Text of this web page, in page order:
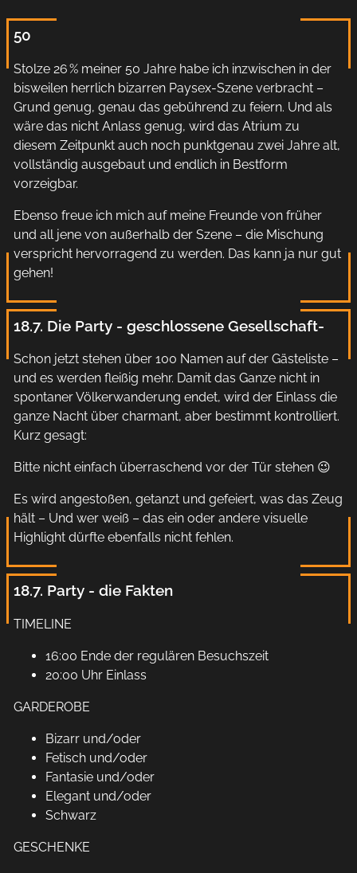
50
Stolze 26 % meiner 50 Jahre habe ich inzwischen in der
bisweilen herrlich bizarren Paysex-Szene verbracht –
Grund genug, genau das gebührend zu feiern. Und als
wäre das nicht Anlass genug, wird das Atrium zu
diesem Zeitpunkt auch noch punktgenau zwei Jahre alt,
vollständig ausgebaut und endlich in Bestform
vorzeigbar.
Ebenso freue ich mich auf meine Freunde von früher
und all jene von außerhalb der Szene – die Mischung
verspricht hervorragend zu werden. Das kann ja nur gut
gehen!
18.7. Die Party - geschlossene Gesellschaft-
Schon jetzt stehen über 100 Namen auf der Gästeliste –
und es werden fleißig mehr. Damit das Ganze nicht in
spontaner Völkerwanderung endet, wird der Einlass die
ganze Nacht über charmant, aber bestimmt kontrolliert.
Kurz gesagt:
Bitte nicht einfach überraschend vor der Tür stehen 😉
Es wird angestoßen, getanzt und gefeiert, was das Zeug
hält – Und wer weiß – das ein oder andere visuelle
Highlight dürfte ebenfalls nicht fehlen.
18.7. Party - die Fakten
TIMELINE
16:00 Ende der regulären Besuchszeit
20:00 Uhr Einlass
GARDEROBE
Bizarr und/oder
Fetisch und/oder
Fantasie und/oder
Elegant und/oder
Schwarz
GESCHENKE